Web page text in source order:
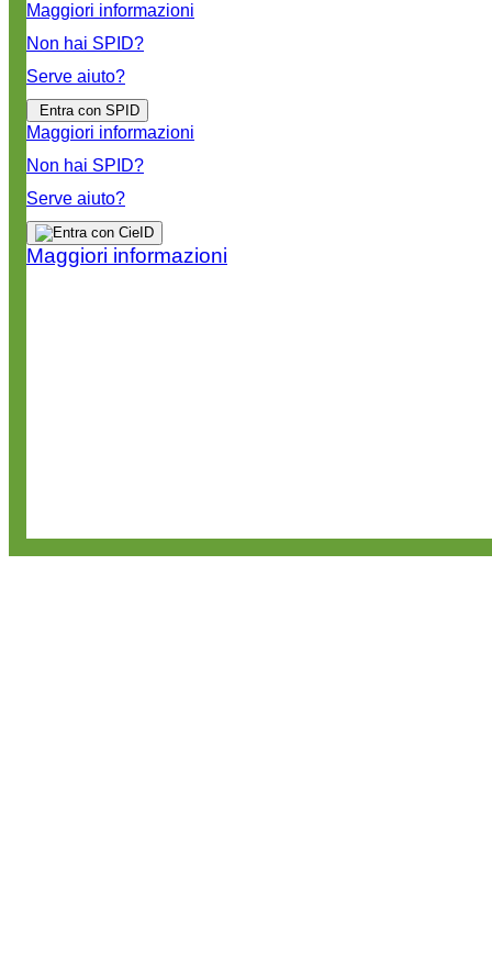
Maggiori informazioni
Non hai SPID?
Serve aiuto?
Entra con SPID
Maggiori informazioni
Non hai SPID?
Serve aiuto?
Maggiori informazioni